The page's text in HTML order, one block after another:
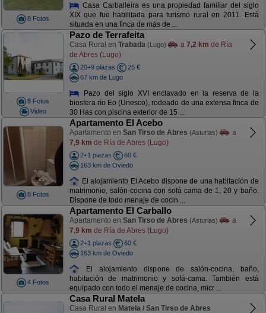
8 Fotos
Casa Carballeira es una propiedad familiar del siglo
XIX que fue habilitada para turismo rural en 2011. Está
situada en una finca de más de ...
8 Fotos
Video
Pazo de Terrafeita
Casa Rural en Trabada (Lugo) a 7,2 km de Ría
de Abres (Lugo)
20+9 plazas
25 €
67 km de Lugo
Pazo del siglo XVI enclavado en la reserva de la
biosfera río Eo (Unesco), rodeado de una extensa finca de
30 Has con piscina exterior de 15 ...
8 Fotos
Apartamento El Acebo
Apartamento en San Tirso de Abres (Asturias)
a
7,9 km de Ría de Abres (Lugo)
2+1 plazas
60 €
163 km de Oviedo
El alojamiento El Acebo dispone de una habitación de
matrimonio, salón-cocina con sofá cama de 1, 20 y baño.
Dispone de todo menaje de cocin ...
4 Fotos
Apartamento El Carballo
Apartamento en San Tirso de Abres (Asturias)
a
7,9 km de Ría de Abres (Lugo)
2+1 plazas
60 €
163 km de Oviedo
El alojamiento dispone de salón-cocina, baño,
habitación de matrimonio y sofá-cama. También está
equipado con todo el menaje de cocina, micr ...
Casa Rural Matela
Casa Rural en Matela / San Tirso de Abres